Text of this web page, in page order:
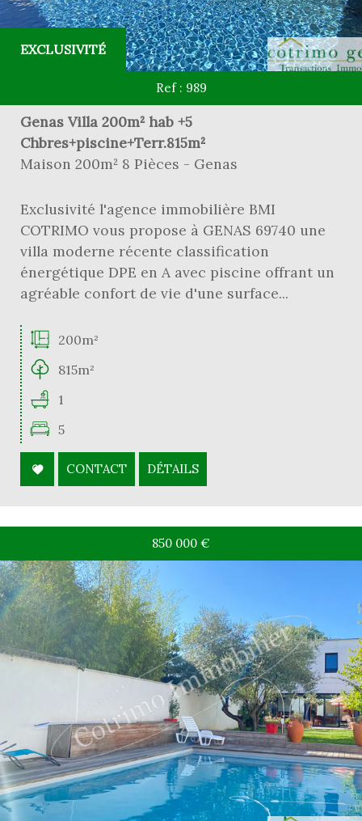
EXCLUSIVITÉ
Ref : 989
Genas Villa 200m² hab +5
Chbres+piscine+Terr.815m²
Maison 200m² 8 Pièces - Genas
Exclusivité l'agence immobilière BMI
COTRIMO vous propose à GENAS 69740 une
villa moderne récente classification
énergétique DPE en A avec piscine offrant un
agréable confort de vie d'une surface...
200m²
815m²
1
5
CONTACT DÉTAILS
850 000 €